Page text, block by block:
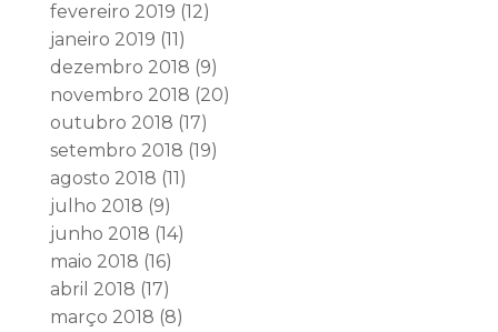
fevereiro 2019 (12)
janeiro 2019 (11)
dezembro 2018 (9)
novembro 2018 (20)
outubro 2018 (17)
setembro 2018 (19)
agosto 2018 (11)
julho 2018 (9)
junho 2018 (14)
maio 2018 (16)
abril 2018 (17)
março 2018 (8)